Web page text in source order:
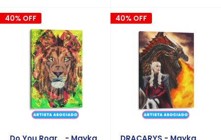
40% OFF 40% OFF